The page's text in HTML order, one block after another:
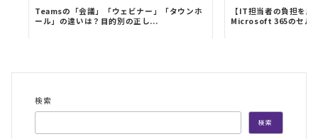
Teamsの「会議」「ウェビナー」「タウンホ
ール」の違いは？目的別の正し...
【IT担当者の負担を劇
Microsoft 365のセル
検索
検索